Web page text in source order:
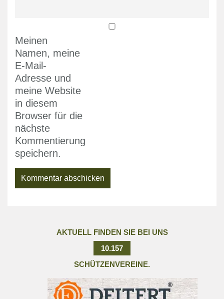
Meinen
Namen, meine
E-Mail-
Adresse und
meine Website
in diesem
Browser für die
nächste
Kommentierung
speichern.
AKTUELL FINDEN SIE BEI UNS
10.157
SCHÜTZENVEREINE.